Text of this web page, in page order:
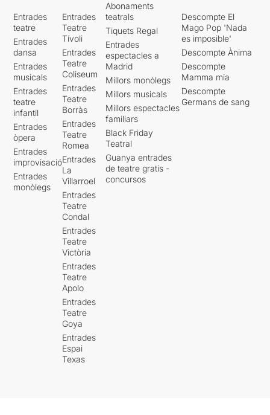
Entrades
teatre
Entrades
dansa
Entrades
musicals
Entrades
teatre
infantil
Entrades
òpera
Entrades
improvisació
Entrades
monòlegs
Entrades
Teatre
Tívoli
Entrades
Teatre
Coliseum
Entrades
Teatre
Borràs
Entrades
Teatre
Romea
Entrades
La
Villarroel
Entrades
Teatre
Condal
Entrades
Teatre
Victòria
Entrades
Teatre
Apolo
Entrades
Teatre
Goya
Entrades
Espai
Texas
Abonaments
teatrals
Tiquets Regal
Entrades
espectacles a
Madrid
Millors monòlegs
Millors musicals
Millors espectacles
familiars
Black Friday
Teatral
Guanya entrades
de teatre gratis -
concursos
Descompte El
Mago Pop 'Nada
es imposible'
Descompte Ànima
Descompte
Mamma mia
Descompte
Germans de sang